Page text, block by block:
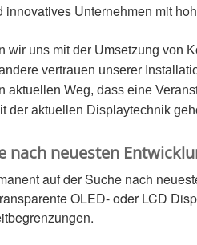
Unternehmen mit
wir uns mit der Umsetzung von
vertrauen unserer
aktuellen Weg, dass eine
der aktuellen Displaytechnik
nach neuesten
auf der Suche nach
OLED- oder LCD